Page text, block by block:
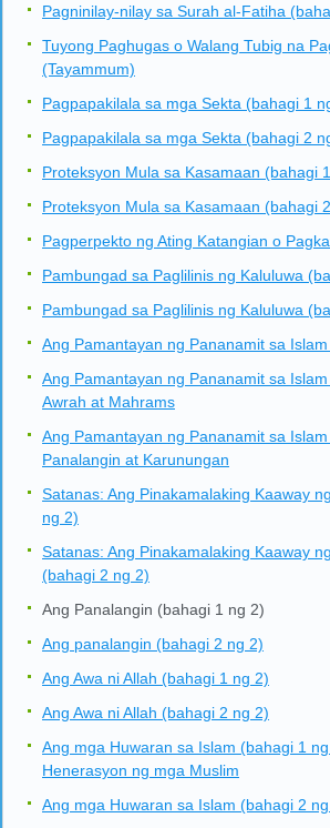
Pagninilay-nilay sa Surah al-Fatiha
Tuyong Paghugas o Walang Tubig na
(Tayammum)
Pagpapakilala sa mga Sekta (bahagi 1
Pagpapakilala sa mga Sekta (bahagi 2
Proteksyon Mula sa Kasamaan (bahagi
Proteksyon Mula sa Kasamaan (bahagi
Pagperpekto ng Ating Katangian o
Pambungad sa Paglilinis ng Kaluluwa
Pambungad sa Paglilinis ng Kaluluwa
Ang Pamantayan ng Pananamit sa
Ang Pamantayan ng Pananamit sa
Awrah at Mahrams
Ang Pamantayan ng Pananamit sa
Panalangin at Karunungan
Satanas: Ang Pinakamalaking Kaaway
ng 2)
Satanas: Ang Pinakamalaking Kaaway
(bahagi 2 ng 2)
Ang Panalangin (bahagi 1 ng 2)
Ang panalangin (bahagi 2 ng 2)
Ang Awa ni Allah (bahagi 1 ng 2)
Ang Awa ni Allah (bahagi 2 ng 2)
Ang mga Huwaran sa Islam (bahagi 1
Henerasyon ng mga Muslim
Ang mga Huwaran sa Islam (bahagi 2